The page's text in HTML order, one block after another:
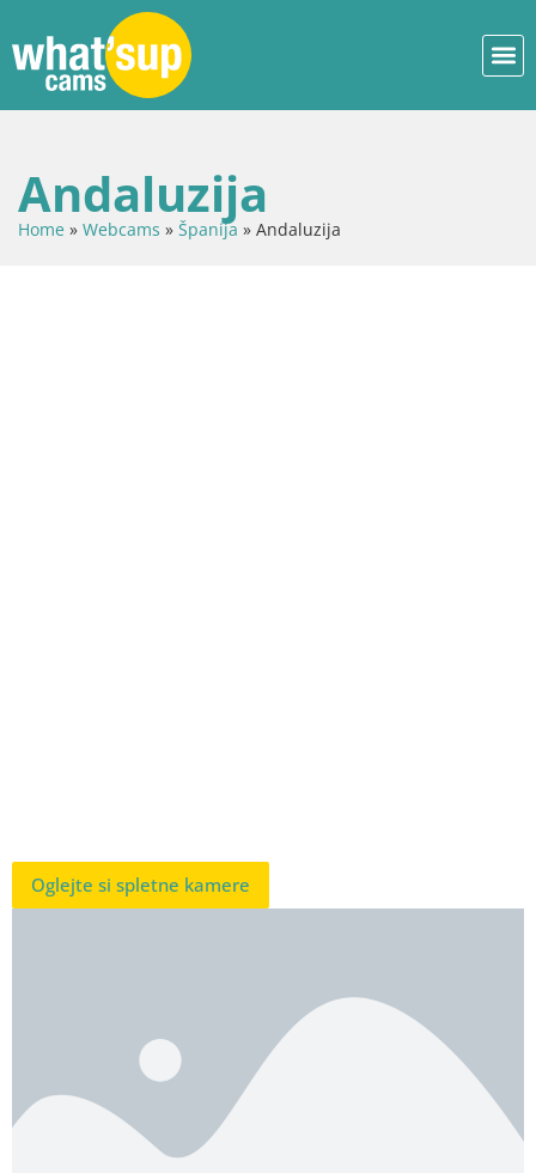
Andaluzija
Home » Webcams » Španija » Andaluzija
Oglejte si spletne kamere